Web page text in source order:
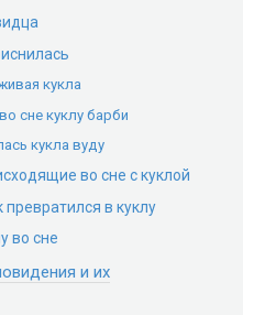
кукла
сне куклу барби
кукла вуду
во сне с куклой
превратился в куклу
во сне
и их